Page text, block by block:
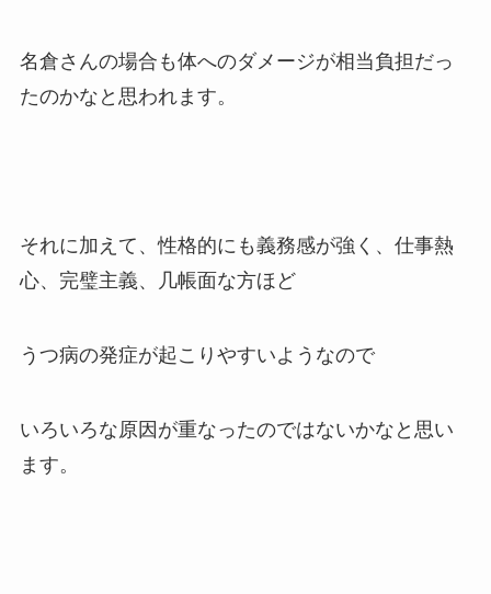
名倉さんの場合も体へのダメージが相当負担だっ
たのかなと思われます。
それに加えて、性格的にも義務感が強く、仕事熱
心、完璧主義、几帳面な方ほど
うつ病の発症が起こりやすいようなので
いろいろな原因が重なったのではないかなと思い
ます。